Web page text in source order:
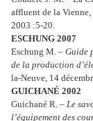
affluent de la Vienne,
2003 :5-20.
ESCHUNG 2007
Eschung M. – Guide
de la production
la-Neuve, 14
GUICHANÉ 2002
Guichané R. – Le
l’équipement des